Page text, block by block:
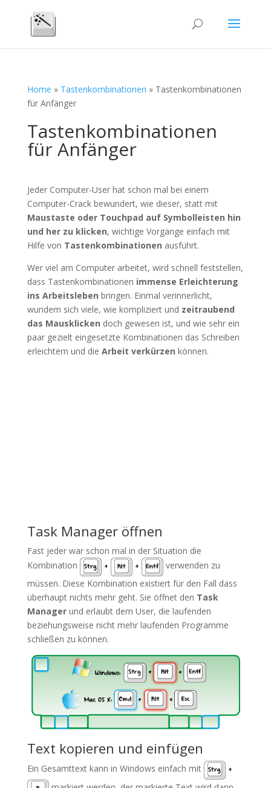
Home » Tastenkombinationen » Tastenkombinationen
für Anfänger
Tastenkombinationen
für Anfänger
Jeder Computer-User hat schon mal bei einem
Computer-Crack bewundert, wie dieser, statt mit
Maustaste oder Touchpad auf Symbolleisten hin
und her zu klicken, wichtige Vorgänge einfach mit
Hilfe von Tastenkombinationen ausführt.
Wer viel am Computer arbeitet, wird schnell feststellen,
dass Tastenkombinationen immense Erleichterung
ins Arbeitsleben bringen. Einmal verinnerlicht,
wundern sich viele, wie kompliziert und zeitraubend
das Mausklicken doch gewesen ist, und wie sehr ein
paar gezielt eingesetzte Kombinationen das Schreiben
erleichtern und die Arbeit verkürzen können.
Task Manager öffnen
Fast jeder war schon mal in der Situation die
Kombination
Strg + Alt + Entf
verwenden zu
müssen. Diese Kombination existiert für den Fall dass
überhaupt nichts mehr geht. Sie öffnet den Task
Managerund erlaubt dem User, die laufenden
beziehungsweise nicht mehr laufenden Programme
schließen zu können.
Text kopieren und einfügen
Ein Gesamttext kann in Windows einfach mit Strg
+